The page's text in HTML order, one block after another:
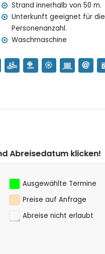
Strand innerhalb von 50 m.
Unterkunft geeignet für
Personenanzahl.
Waschmaschine
Ausgewählte Termine
Preise auf Anfrage
Abreise nicht erlaubt